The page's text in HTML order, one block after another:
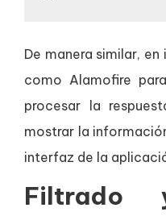
De manera similar, en
como Alamofire
procesar la
mostrar la
interfaz de la
Filtrado